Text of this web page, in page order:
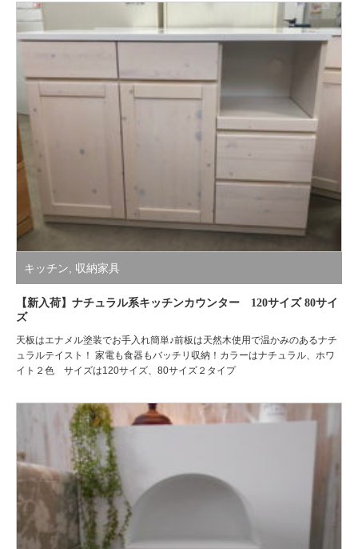
キッチン 収納家具
【新入荷】ナチュラル系キッチンカウンター 120サイズ 80サイ
ズ
天板はエナメル塗装でお手入れ簡単♪前板は天然木使用で温かみのあるナチ
ュラルテイスト！ 家電も食器もバッチリ収納！カラーはナチュラル、ホワ
イト２色 サイズは120サイズ、80サイズ２タイプ